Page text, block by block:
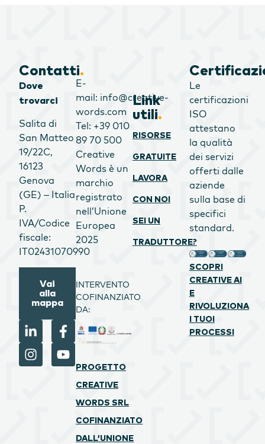
Contatti.
Dove
trovarci
Salita di
San Matteo
19/22C,
16123
Genova
(GE) – Italia
P.
IVA/Codice
fiscale:
IT02431070990
Vai
alla
mappa
E-
mail: info@creative-
words.com
Tel: +39 010
89 70 500
Creative
Words è un
marchio
registrato
nell’Unione
Europea
2025
INTERVENTO
COFINANZIATO
DA:
PROGETTO
CREATIVE
WORDS SRL
COFINANZIATO
DALL’UNIONE
Link
utili.
RISORSE
GRATUITE
LAVORA
CON NOI
SEI UN
TRADUTTORE?
Le
certificazioni
ISO
attestano
la qualità
dei servizi
offerti dalle
aziende
sulla base di
specifici
standard.
SCOPRI
CREATIVE AI
E
RIVOLUZIONA
I TUOI
PROCESSI